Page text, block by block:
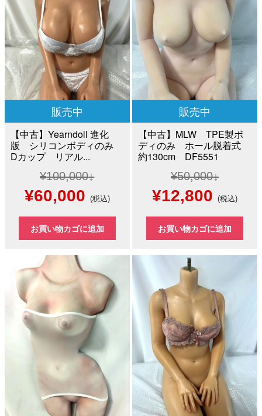
販売中
【中古】Yearndoll 進化
版 シリコンボディのみ
Dカップ リアル...
¥100,000
元
の
価
格
は
¥100,000
で
た。
¥60,000現
在
の
価
格
は
¥60,000
で
す。
(税込)
お買い物カゴに追加
販売中
【中古】MLW TPE製ボ
ディのみ ホール脱着式
約130cm DF5551
¥50,000
元
の
価
は
¥50,000
で
し
た。
¥12,800 現
在
の
格
は
で
す。
(税込)
お買い物カゴに追加